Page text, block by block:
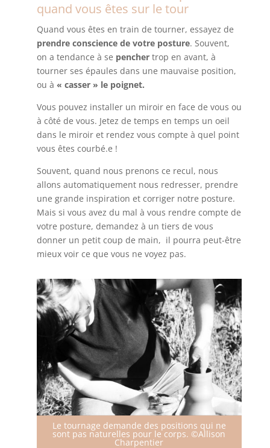
quand vous êtes sur le tour
Quand vous êtes en train de tourner, essayez de
prendre conscience de votre posture. Souvent,
on a tendance à se penchertrop en avant, à
tourner ses épaules dans une mauvaise position,
ou à « casser » le poignet.
Vous pouvez installer un miroir en face de vous ou
à côté de vous. Jetez de temps en temps un oeil
dans le miroir et rendez vous compte à quel point
vous êtes courbé.e !
Souvent, quand nous prenons ce recul, nous
allons automatiquement nous redresser, prendre
une grande inspiration et corriger notre posture.
Mais si vous avez du mal à vous rendre compte de
votre posture, demandez à un tiers de vous
donner un petit coup de main, il pourra peut-être
mieux voir ce que vous ne voyez pas.
Le tournage demande des positions qui ne
sont pas naturelles pour le corps. ©Allison
Charpentier